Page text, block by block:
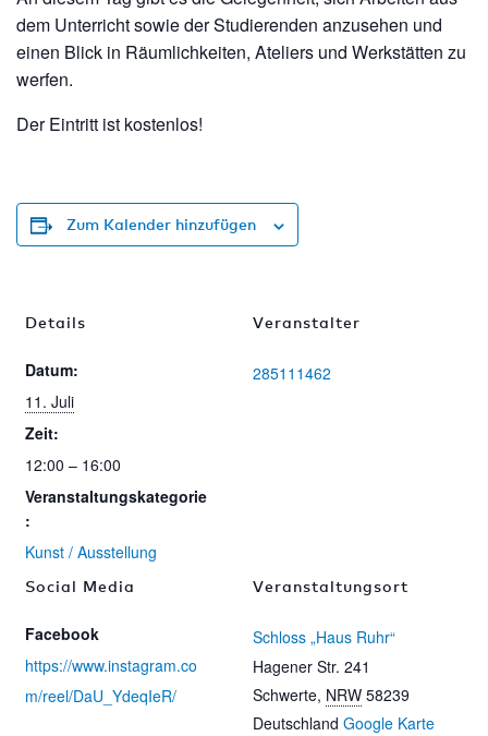
dem Unterricht sowie der Studierenden anzusehen und
einen Blick in Räumlichkeiten, Ateliers und Werkstätten zu
werfen.
Der Eintritt ist kostenlos!
Zum Kalender hinzufügen
Details
Datum:
11. Juli
Zeit:
12:00 – 16:00
Veranstaltungskategorie
:
Kunst / Ausstellung
Veranstaltungsort
Schloss „Haus Ruhr“
Hagener Str. 241
Schwerte, NRW 58239
Deutschland Google Karte
Veranstalter
285111462
Social Media
Facebook
https://www.instagram.co
m/reel/DaU_YdeqIeR/